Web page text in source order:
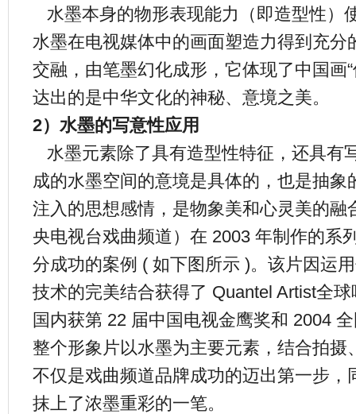
水墨本身的物形表现能力（即造型性）
水墨在电视媒体中的画面塑造力得到充分
交融，由笔墨幻化成形，它体现了中国画
达出的是中华文化的神秘、意境之美。
2）水墨的写意性应用
水墨元素除了具有造型性特征，还具有
成的水墨空间的意境是具体的，也是抽象
注入的思想感情，是物象美和心灵美的融
央电视台戏曲频道）在 2003 年制作的系
分成功的案例 ( 如下图所示 )。该片因运
技术的完美结合获得了 Quantel Artist全
国内获第 22 届中国电视金鹰奖和 2004
整个形象片以水墨为主要元素，结合拍摄
不仅是戏曲频道品牌成功的迈出第一步，
抹上了浓墨重彩的一笔。